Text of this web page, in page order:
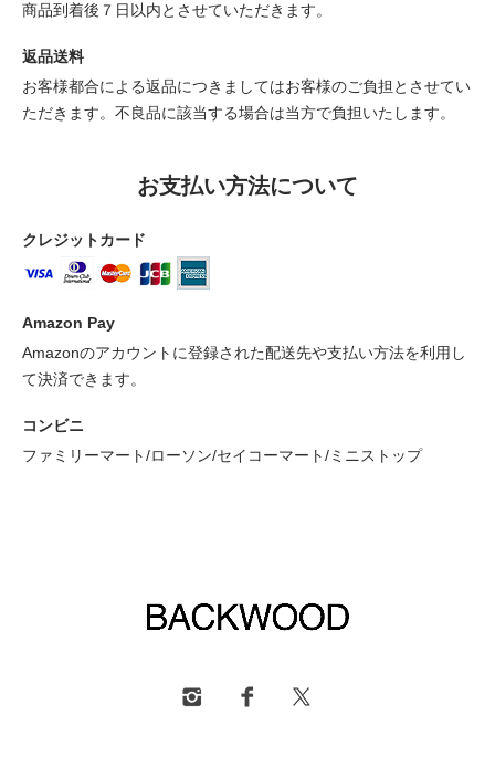
商品到着後７日以内とさせていただきます。
返品送料
お客様都合による返品につきましてはお客様のご負担とさせてい
ただきます。不良品に該当する場合は当方で負担いたします。
お支払い方法について
クレジットカード
Amazon Pay
Amazonのアカウントに登録された配送先や支払い方法を利用し
て決済できます。
コンビニ
ファミリーマート/ローソン/セイコーマート/ミニストップ